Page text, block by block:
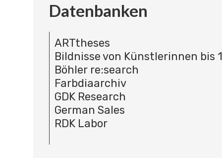
Datenbanken
ARTtheses
Bildnisse von Künstlerinnen bis
Böhler re:search
Farbdiaarchiv
GDK Research
German Sales
RDK Labor